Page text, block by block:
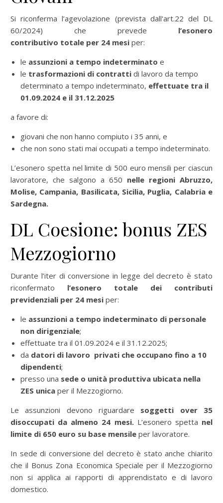
Si riconferma l’agevolazione (prevista dall'art.22 del DL
60/2024) che prevede l’esonero
contributivo totale per 24 mesi per:
le assunzioni a tempo indeterminato e
le trasformazioni di contratti di lavoro da tempo
determinato a tempo indeterminato, effettuate tra il
01.09.2024 e il 31.12.2025
a favore di:
giovani che non hanno compiuto i 35 anni, e
che non sono stati mai occupati a tempo indeterminato.
L’esonero spetta nel limite di 500 euro mensili per ciascun
lavoratore, che salgono a 650 nelle regioni Abruzzo,
Molise, Campania, Basilicata, Sicilia, Puglia, Calabria e
Sardegna.
DL Coesione: bonus ZES
Mezzogiorno
Durante l’iter di conversione in legge del decreto è stato
riconfermato l’esonero totale dei contributi
previdenziali per 24 mesi per:
le assunzioni a tempo indeterminato di personale
non dirigenziale;
effettuate tra il 01.09.2024 e il 31.12.2025;
da datori di lavoro privati che occupano fino a 10
dipendenti;
presso una sede o unità produttiva ubicata nella
ZES unica per il Mezzogiorno.
Le assunzioni devono riguardare soggetti over 35
disoccupati da almeno 24 mesi. L’esonero spetta nel
limite di 650 euro su base mensile per lavoratore.
In sede di conversione del decreto è stato anche chiarito
che il Bonus Zona Economica Speciale per il Mezzogiorno
non si applica ai rapporti di apprendistato e di lavoro
domestico.